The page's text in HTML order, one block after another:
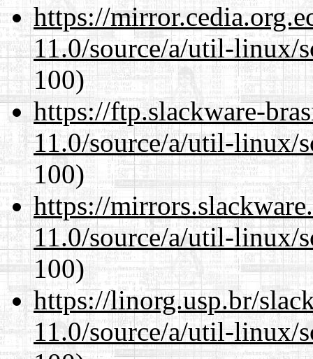
https://
11.0/source/a/util-linux/
100)
https://ftp.slackware-
11.0/source/a/util-linux/
100)
https://
11.0/source/a/util-linux/
100)
https://linorg.usp.br/
11.0/source/a/util-linux/